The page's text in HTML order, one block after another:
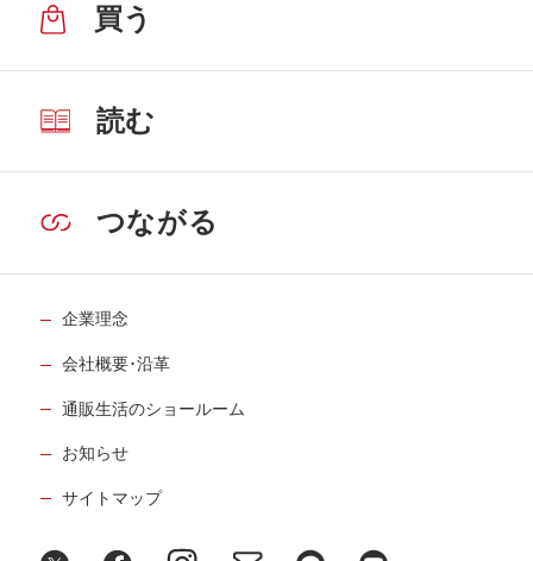
買う
読む
つながる
企業理念
会社概要･沿革
通販生活のショールーム
お知らせ
サイトマップ